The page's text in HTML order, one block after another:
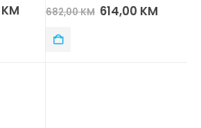
KM out of 5
682,00KM 614,00 KM